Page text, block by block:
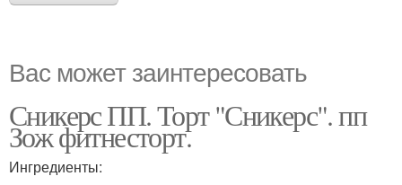
Вас может заинтересовать
Сникерс ПП. Торт "Сникерс". пп
Зож фитнесторт.
Ингредиенты: